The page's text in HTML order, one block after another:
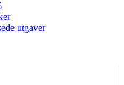
utgaver